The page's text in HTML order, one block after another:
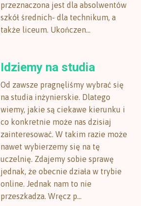
przeznaczona jest dla absolwentów
szkół średnich- dla technikum, a
także liceum. Ukończen...
Idziemy na studia
Od zawsze pragnęliśmy wybrać się
na studia inżynierskie. Dlatego
wiemy, jakie są ciekawe kierunku i
co konkretnie może nas dzisiaj
zainteresować. W takim razie może
nawet wybierzemy się na tę
uczelnię. Zdajemy sobie sprawę
jednak, że obecnie działa w trybie
online. Jednak nam to nie
przeszkadza. Wręcz p...